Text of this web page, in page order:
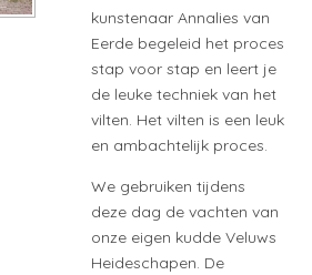
kunstenaar Annalies van
Eerde begeleid het proces
stap voor stap en leert je
de leuke techniek van het
vilten. Het vilten is een leuk
en ambachtelijk proces.
We gebruiken tijdens
deze dag de vachten van
onze eigen kudde Veluws
Heideschapen. De